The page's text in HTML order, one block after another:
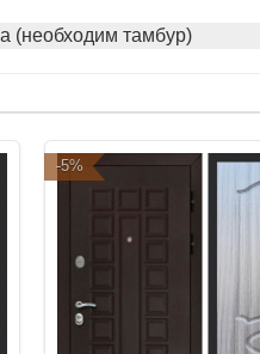
(необходим тамбур)
-5%